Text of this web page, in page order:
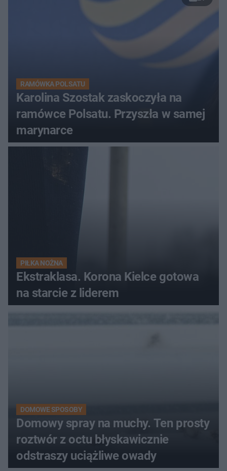
RAMÓWKA POLSATU
Karolina Szostak zaskoczyła na
ramówce Polsatu. Przyszła w samej
marynarce
PIŁKA NOŻNA
Ekstraklasa. Korona Kielce gotowa
na starcie z liderem
DOMOWE SPOSOBY
Domowy spray na muchy. Ten prosty
roztwór z octu błyskawicznie
odstraszy uciążliwe owady